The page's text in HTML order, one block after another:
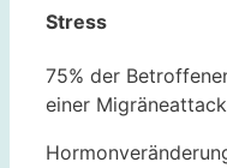
Stress
75% der
einer